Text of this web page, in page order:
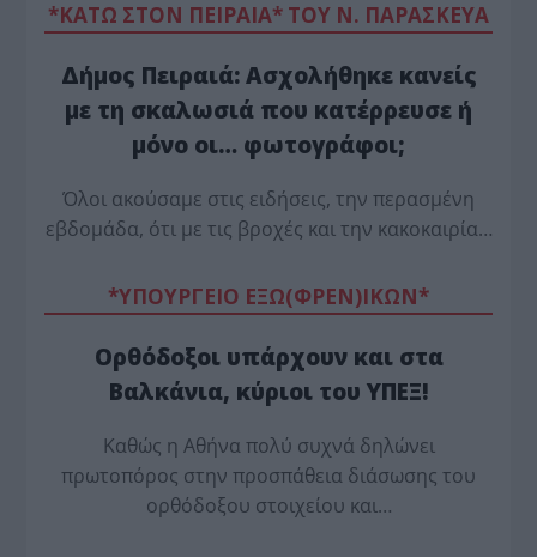
*ΚΑΤΩ ΣΤΟΝ ΠΕΙΡΑΙΑ* ΤΟΥ Ν. ΠΑΡΑΣΚΕΥΑ
Δήμος Πειραιά: Ασχολήθηκε κανείς
με τη σκαλωσιά που κατέρρευσε ή
μόνο οι… φωτογράφοι;
Όλοι ακούσαμε στις ειδήσεις, την περασμένη
εβδομάδα, ότι με τις βροχές και την κακοκαιρία…
*ΥΠΟΥΡΓΕΙΟ ΕΞΩ(ΦΡΕΝ)ΙΚΩΝ*
Ορθόδοξοι υπάρχουν και στα
Βαλκάνια, κύριοι του ΥΠΕΞ!
Καθώς η Αθήνα πολύ συχνά δηλώνει
πρωτοπόρος στην προσπάθεια διάσωσης του
ορθόδοξου στοιχείου και…